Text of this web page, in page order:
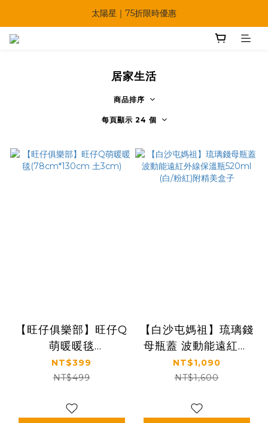
🔥父親節多重優惠一次享！
太陽星｜75折限時優惠
居家生活
商品排序
每頁顯示 24 個
【旺仔俱樂部】旺仔Q
萌暖暖毯
(78cm*130cm 土
3cm)
NT$399
NT$499
【白沙屯媽祖】琉璃錢
母瓶蓋 波動能遠紅外
線保溫瓶520ml (白/
粉紅)附精美盒子
NT$1,090
NT$1,600